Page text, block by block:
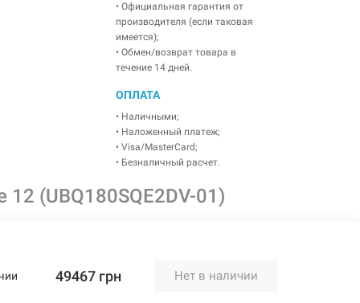
• Официальная гарантия от
производителя (если таковая
имеется);
• Обмен/возврат товара в
течение 14 дней.
ОПЛАТА
• Наличными;
• Наложенный платеж;
• Visa/MasterCard;
• Безналичный расчет.
12 (UBQ180SQE2DV-01)
49467 грн Нет в наличии